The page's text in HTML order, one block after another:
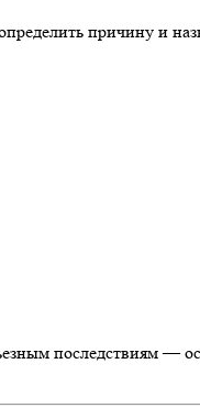
причину и
последствиям —